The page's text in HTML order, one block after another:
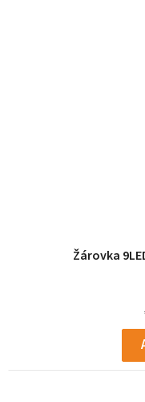
Žárovka